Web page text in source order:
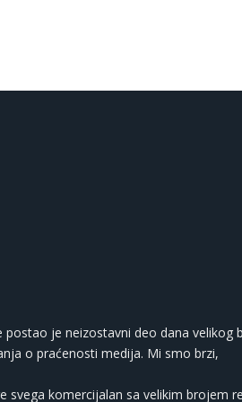
postao je neizostavni deo dana velikog
o praćenosti medija. Mi smo brzi,
svega komercijalan sa velikim brojem